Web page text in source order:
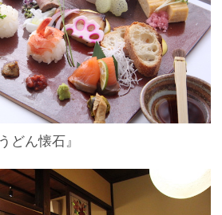
どん懐石』